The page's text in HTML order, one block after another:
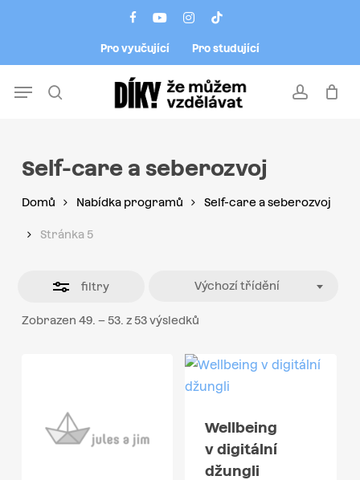
facebookyoutubeinstagram
tiktok
Pro vyučující Pro studující
account
Menu
Self-care a seberozvoj
Domů Nabídka programů Self-care a seberozvoj
Stránka 5
filtry
Zobrazen 49. – 53. z 53 výsledků
Výchozí třídění
Wellbeing
v digitální
džungli